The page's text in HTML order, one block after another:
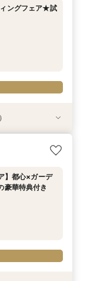
ングフェア★試
ニー相談会♪試
食+見積+相談を
分の相談会★お
♪
】都心×ガーデ
豪華特典付き